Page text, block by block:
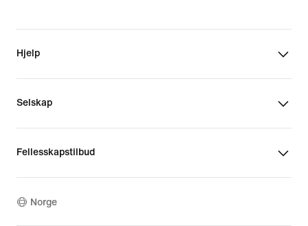
Hjelp
Selskap
Fellesskapstilbud
Norge